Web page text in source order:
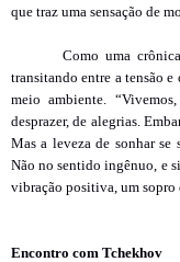
que traz uma sensação de
Como uma
transitando entre a tensão
meio ambiente.
desprazer, de alegrias.
Mas a leveza de sonhar se
Não no sentido ingênuo, e
vibração positiva, um sopro
Encontro com Tchekhov